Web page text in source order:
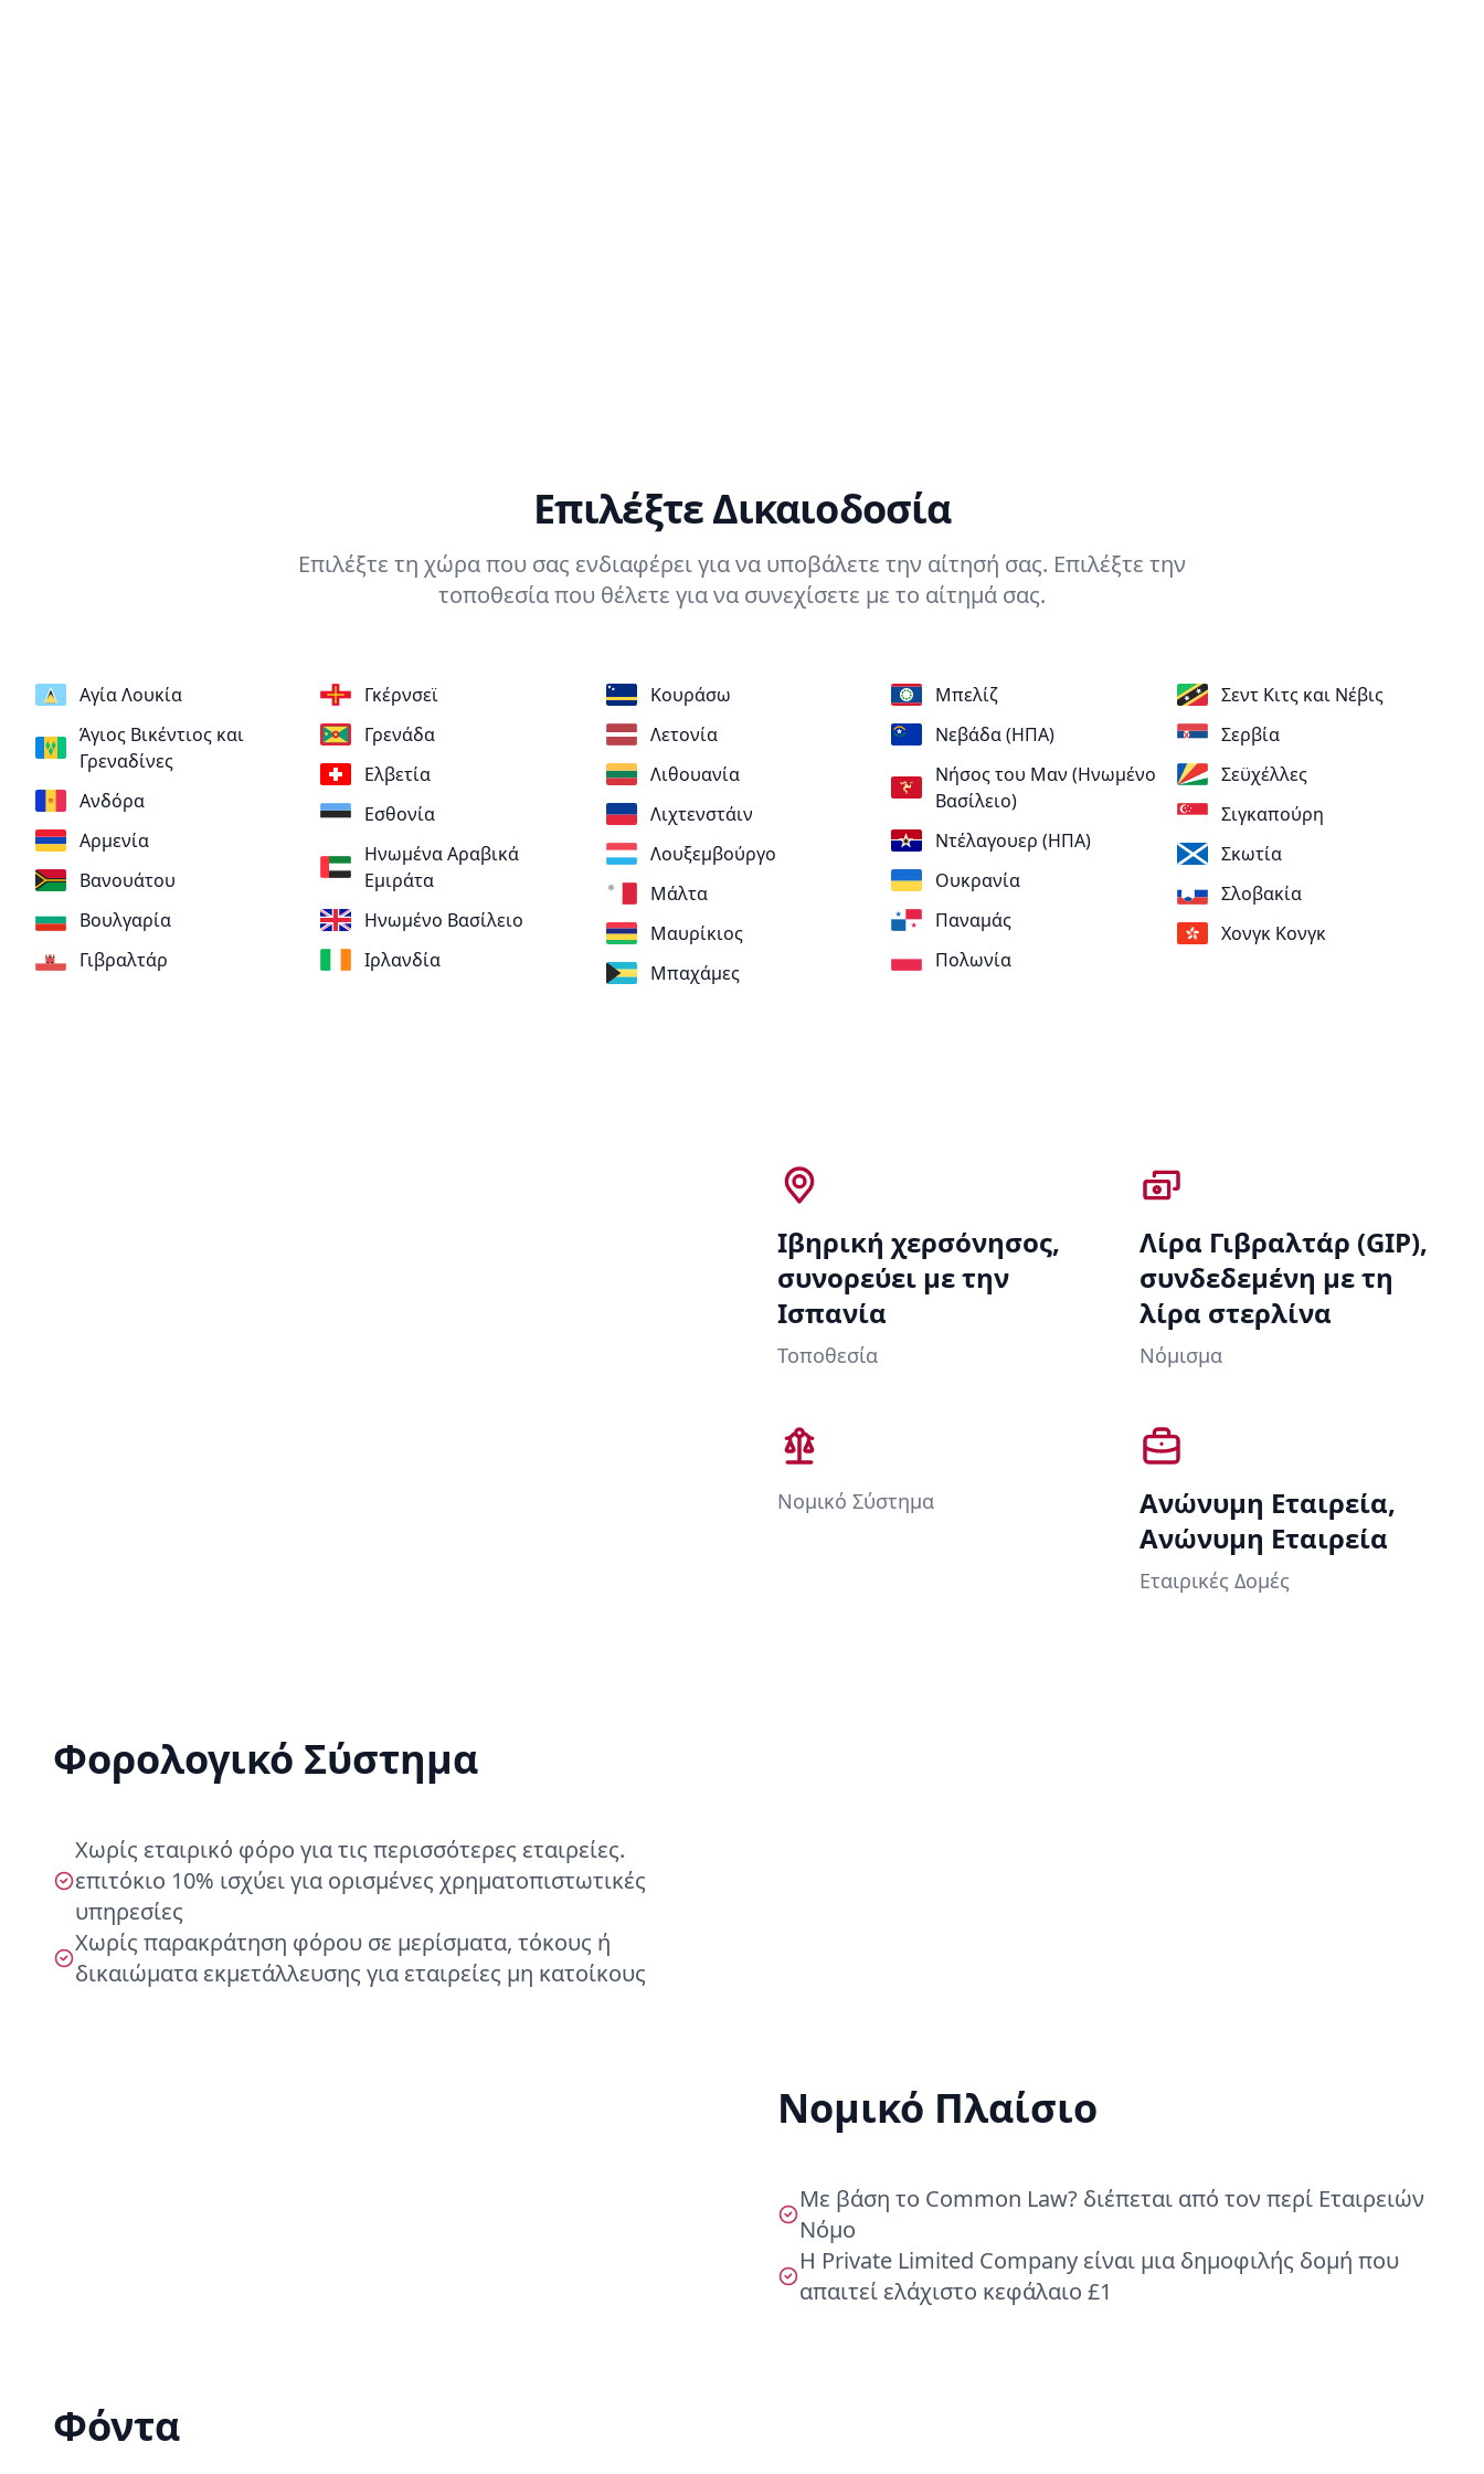
Επιλέξτε Δικαιοδοσία
Επιλέξτε τη χώρα που σας ενδιαφέρει για να υποβάλετε την αίτησή σας. Επιλέξτε την
τοποθεσία που θέλετε για να συνεχίσετε με το αίτημά σας.
Αγία Λουκία
Άγιος Βικέντιος και
Γρεναδίνες
Ανδόρα
Αρμενία
Βανουάτου
Βουλγαρία
Γιβραλτάρ
Γκέρνσεϊ
Γρενάδα
Ελβετία
Εσθονία
Ηνωμένα Αραβικά
Εμιράτα
Ηνωμένο Βασίλειο
Ιρλανδία
Κουράσω
Λετονία
Λιθουανία
Λιχτενστάιν
Λουξεμβούργο
Μάλτα
Μαυρίκιος
Μπαχάμες
Μπελίζ
Νεβάδα (ΗΠΑ)
Νήσος του Μαν (Ηνωμένο
Βασίλειο)
Ντέλαγουερ (ΗΠΑ)
Ουκρανία
Παναμάς
Πολωνία
Σεντ Κιτς και Νέβις
Σερβία
Σεϋχέλλες
Σιγκαπούρη
Σκωτία
Σλοβακία
Χονγκ Κονγκ
Ιβηρική χερσόνησος,
συνορεύει με την
Ισπανία
Τοποθεσία
Λίρα Γιβραλτάρ (GIP),
συνδεδεμένη με τη
λίρα στερλίνα
Νόμισμα
Νομικό Σύστημα
Ανώνυμη Εταιρεία,
Ανώνυμη Εταιρεία
Εταιρικές Δομές
Φορολογικό Σύστημα
Χωρίς εταιρικό φόρο για τις περισσότερες εταιρείες.
επιτόκιο 10% ισχύει για ορισμένες χρηματοπιστωτικές
υπηρεσίες
Χωρίς παρακράτηση φόρου σε μερίσματα, τόκους ή
δικαιώματα εκμετάλλευσης για εταιρείες μη κατοίκους
Νομικό Πλαίσιο
Με βάση το Common Law? διέπεται από τον περί Εταιρειών
Νόμο
Η Private Limited Company είναι μια δημοφιλής δομή που
απαιτεί ελάχιστο κεφάλαιο £1
Φόντα